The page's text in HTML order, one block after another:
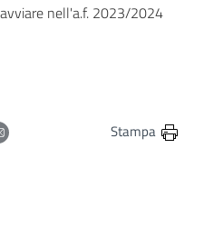
nell'a.f. 2023/2024
pagina su Facebook
questa pagina su Twitter
questa pagina su Linkedin
Condividi questa pagina via
Stampa